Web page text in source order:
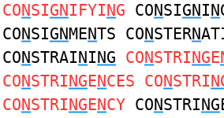
CONSIGNIFYING CONSIGNIN
CONSIGNMENTS CONSTERN
CONSTRAINING CONSTRINGE
CONSTRINGENCES CONSTRI
CONSTRINGENCY CONSTRING